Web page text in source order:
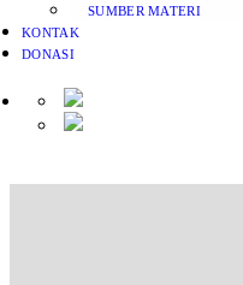
SUMBER MATERI
KONTAK
DONASI